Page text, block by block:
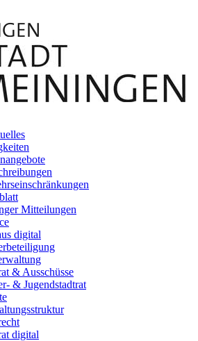
Mitteilungen
digital
& Ausschüsse
& Jugendstadtrat
digital